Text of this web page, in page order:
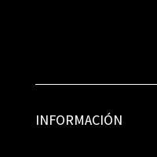
INFORMACIÓN